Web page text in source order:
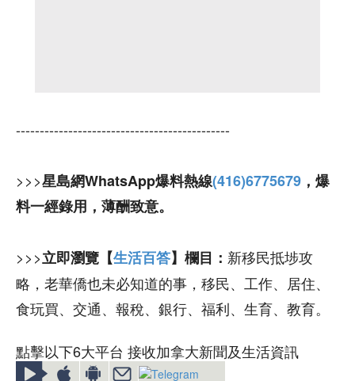
---------------------------------------------
>>>星島網WhatsApp爆料熱線(416)6775679 ，爆
料一經錄用，薄酬致意。
>>>立即瀏覽【生活百答】欄目： 新移民抵埗攻
略，老華僑也未必知道的事，移民、工作、居住、
食玩買、交通、報稅、銀行、福利、生育、教育。
點擊以下6大平台 接收加拿大新聞及生活資訊